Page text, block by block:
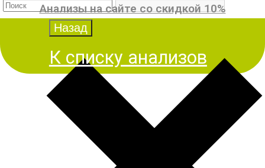
Анализы на сайте со скидкой 10%
К списку анализов